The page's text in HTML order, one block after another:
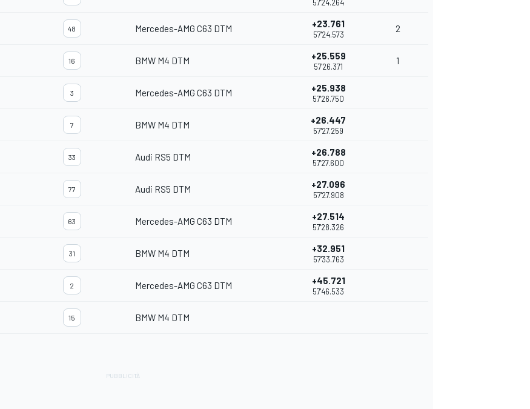
57'24.264
48 Mercedes-AMG C63 DTM +23.761
57'24.573
2
16 BMW M4 DTM +25.559
57'26.371
1
3 Mercedes-AMG C63 DTM +25.938
57'26.750
7 BMW M4 DTM +26.447
57'27.259
33 Audi RS5 DTM +26.788
57'27.600
77 Audi RS5 DTM +27.096
57'27.908
63 Mercedes-AMG C63 DTM +27.514
57'28.326
31 BMW M4 DTM +32.951
57'33.763
2 Mercedes-AMG C63 DTM +45.721
57'46.533
15 BMW M4 DTM